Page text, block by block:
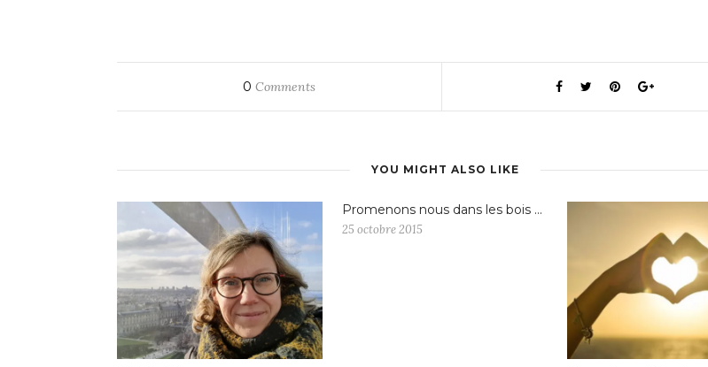
0 Comments
YOU MIGHT ALSO LIKE
Promenons nous dans les bois …
25 octobre 2015